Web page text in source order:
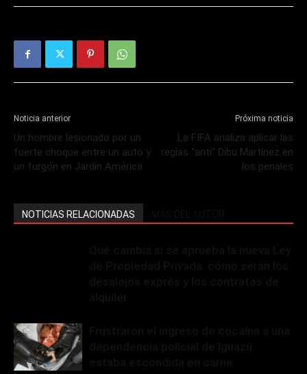
Noticia anterior
Un hombre lesionado por un
fuerte choque entre un auto y
un furgón en Jardín América
Próxima noticia
La FIFA analiza aplicar las
reglas “anti” Dibu Martínez en
los penales
NOTICIAS RELACIONADAS